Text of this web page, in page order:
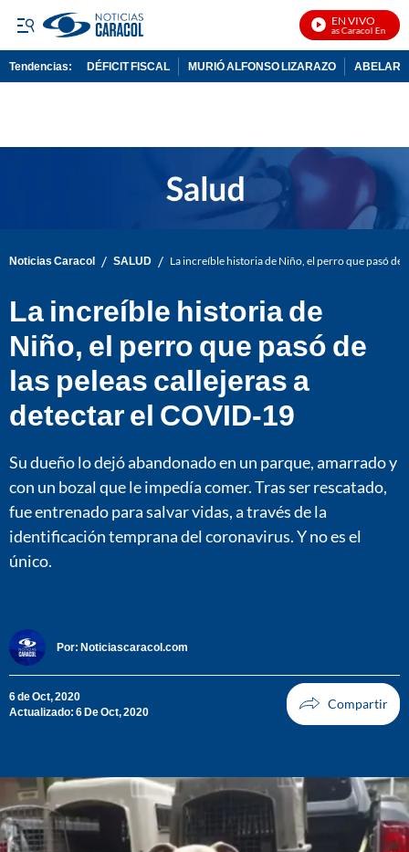
EN VIVO
Noticias Caracol En Vivo
Tendencias: DÉFICIT FISCAL MURIÓ ALFONSO LIZARAZO
Noticias Caracol / SALUD / La increíble historia de Niño, el perro que pasó de
La increíble historia de
Niño, el perro que pasó de
las peleas callejeras a
detectar el COVID-19
Su dueño lo dejó abandonado en un parque, amarrado y
con un bozal que le impedía comer. Tras ser rescatado,
fue entrenado para salvar vidas, a través de la
identificación temprana del coronavirus. Y no es el
único.
Por: Noticiascaracol.com
6 de Oct, 2020
Actualizado: 6 De Oct, 2020